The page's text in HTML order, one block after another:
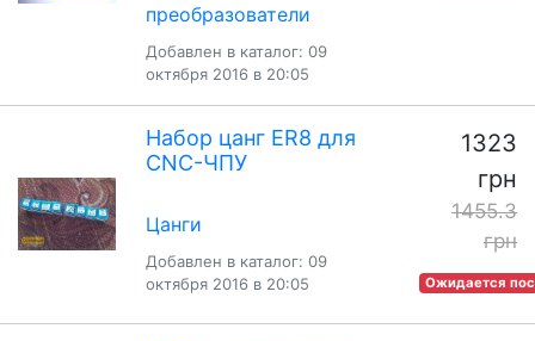
преобразователи
Добавлен в каталог: 09
октября 2016 в 20:05
Набор цанг ER8 для
CNC-ЧПУ
Цанги
Добавлен в каталог: 09
октября 2016 в 20:05
1323
грн
1455.3
грн
Ожидается